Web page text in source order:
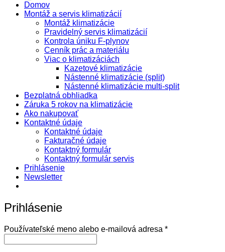
Domov
Montáž a servis klimatizácií
Montáž klimatizácie
Pravidelný servis klimatizácií
Kontrola úniku F-plynov
Cenník prác a materiálu
Viac o klimatizáciách
Kazetové klimatizácie
Nástenné klimatizácie (split)
Nástenné klimatizácie multi-split
Bezplatná obhliadka
Záruka 5 rokov na klimatizácie
Ako nakupovať
Kontaktné údaje
Kontaktné údaje
Fakturačné údaje
Kontaktný formulár
Kontaktný formulár servis
Prihlásenie
Newsletter
Prihlásenie
Používateľské meno alebo e-mailová adresa *Povinné